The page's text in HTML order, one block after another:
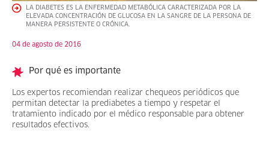
LA DIABETES ES LA ENFERMEDAD METABÓLICA CARACTERIZADA POR LA
ELEVADA CONCENTRACIÓN DE GLUCOSA EN LA SANGRE DE LA PERSONA DE
MANERA PERSISTENTE O CRÓNICA.
04 de agosto de 2016
Por qué es importante
Los expertos recomiendan realizar chequeos periódicos que
permitan detectar la prediabetes a tiempo y respetar el
tratamiento indicado por el médico responsable para obtener
resultados efectivos.